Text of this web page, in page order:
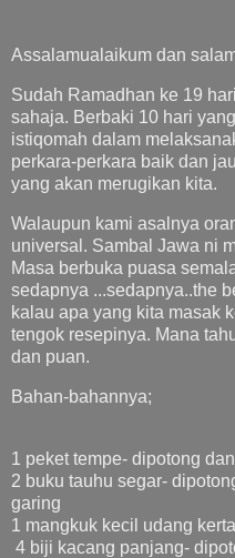
Assalamualaikum dan
Sudah Ramadhan ke 19
sahaja. Berbaki 10 hari
istiqomah dalam
perkara-perkara baik dan
yang akan merugikan kita.
Walaupun kami asalnya
universal. Sambal Jawa ni
Masa berbuka puasa
sedapnya ...sedapnya..the
kalau apa yang kita masak
tengok resepinya. Mana
dan puan.
Bahan-bahannya;
1 peket tempe- dipotong
2 buku tauhu segar-
garing
1 mangkuk kecil udang
4 biji kacang panjang-